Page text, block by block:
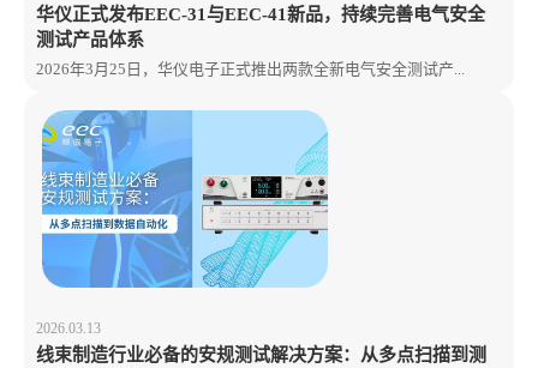
华仪正式发布EEC-31与EEC-41新品，持续完善电气安全
测试产品体系
2026年3月25日，华仪电子正式推出两款全新电气安全测试产...
2026.03.13
线束制造行业必备的安规测试解决方案：从多点扫描到测